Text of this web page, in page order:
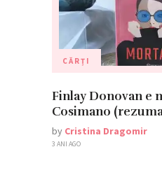
CĂRȚI
Finlay Donovan e
Cosimano
by Cristina Dragomir
3 ANI AGO